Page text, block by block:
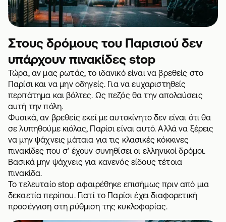
Στους δρόμους του Παρισιού δεν
υπάρχουν πινακίδες stop
Τώρα, αν μας ρωτάς, το ιδανικό είναι να βρεθείς στο
Παρίσι και να μην οδηγείς. Για να ευχαριστηθείς
περπάτημα και βόλτες. Ως πεζός θα την απολαύσεις
αυτή την πόλη.
Φυσικά, αν βρεθείς εκεί με αυτοκίνητο δεν είναι ότι θα
σε λυπηθούμε κιόλας, Παρίσι είναι αυτό. Αλλά να ξέρεις
να μην ψάχνεις μάταια για τις κλασικές κόκκινες
πινακίδες που σ’ έχουν συνηθίσει οι ελληνικοί δρόμοι.
Βασικά μην ψάχνεις για κανενός είδους τέτοια
πινακίδα.
Το τελευταίο stop αφαιρέθηκε επισήμως πριν από μια
δεκαετία περίπου. Γιατί το Παρίσι έχει διαφορετική
προσέγγιση στη ρύθμιση της κυκλοφορίας.